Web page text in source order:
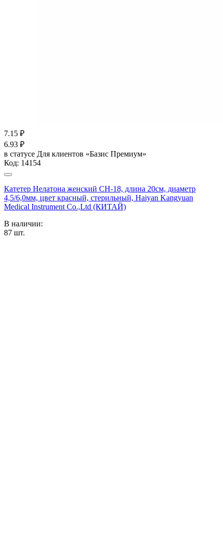
7.15 ₽
6.93 ₽
в статусе Для клиентов «Базис Премиум»
Код: 14154
Катетер Нелатона женский CH-18, длина 20см, диаметр
4,5/6,0мм, цвет красный, стерильный, Haiyan Kangyuan
Medical Instrument Co.,Ltd (КИТАЙ)
В наличии:
87 шт.